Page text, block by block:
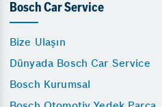
Bosch Car Service
Bize Ulaşın
Dünyada Bosch Car Service
Bosch Kurumsal